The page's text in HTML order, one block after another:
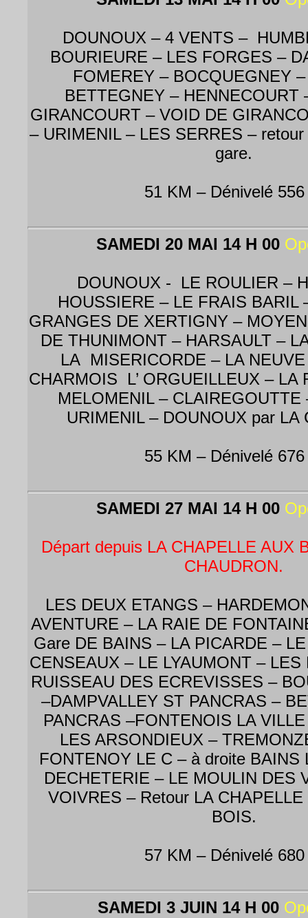
DOUNOUX – 4 VENTS –
BOURIEURE – LES FORGES –
FOMEREY – BOCQUEGNEY
BETTEGNEY – HENNECOURT
GIRANCOURT – VOID DE
– URIMENIL – LES SERRES –
gare.
51 KM – Dénivelé
SAMEDI 20 MAI 14 H 00
DOUNOUX - LE ROULIER –
HOUSSIERE – LE FRAIS BARIL
GRANGES DE XERTIGNY –
DE THUNIMONT – HARSAULT –
LA MISERICORDE – LA
CHARMOIS L’ ORGUEILLEUX – LA
MELOMENIL – CLAIREGOUTTE
URIMENIL – DOUNOUX par LA
55 KM – Dénivelé
SAMEDI 27 MAI 14 H 00
Départ depuis LA CHAPELLE AUX
CHAUDRON.
LES DEUX ETANGS –
AVENTURE – LA RAIE DE
Gare DE BAINS – LA PICARDE –
CENSEAUX – LE LYAUMONT –
RUISSEAU DES ECREVISSES –
–DAMPVALLEY ST PANCRAS –
PANCRAS –FONTENOIS LA
LES ARSONDIEUX –
FONTENOY LE C – à droite BAINS
DECHETERIE – LE MOULIN DES
VOIVRES – Retour LA
BOIS.
57 KM – Dénivelé
SAMEDI 3 JUIN 14 H 00